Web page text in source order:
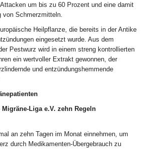
um bis zu 60 Prozent und eine damit
von Schmerzmitteln.
Heilpflanze, die bereits in der Antike
eingesetzt wurde. Aus dem
Pestwurz wird in einem streng kontrollierten
ein wertvoller Extrakt gewonnen, der
und entzündungshemmende
Liga e.V. zehn Regeln
an zehn Tagen im Monat einnehmen, um
durch Medikamenten-Übergebrauch zu